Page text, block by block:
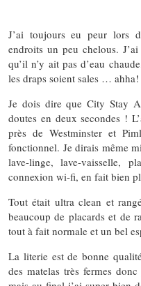
J’ai toujours eu peur lors
endroits un peu chelous.
qu’il n’y ait pas d’eau
les draps soient sales …
Je dois dire que City Stay
doutes en deux secondes !
près de Westminster et
fonctionnel. Je dirais même
lave-linge, lave-vaisselle,
connexion wi-fi, en fait bien
Tout était ultra clean et
beaucoup de placards et de
tout à fait normale et un bel
La literie est de bonne
des matelas très fermes